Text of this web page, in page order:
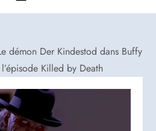
démon Der Kindestod dans Buffy
Killed by Death